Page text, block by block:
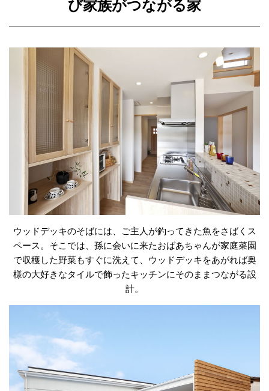
び家族がつながる家
ウッドデッキのそばには、ご主人が釣ってきた魚をさばくス
ペース。そこでは、孫に会いに来たおばあちゃんが家庭菜園
で収穫した野菜もすぐに洗えて、ウッドデッキをあがれば奥
様の大好きなタイルで飾ったキッチンにそのままつながる設
計。